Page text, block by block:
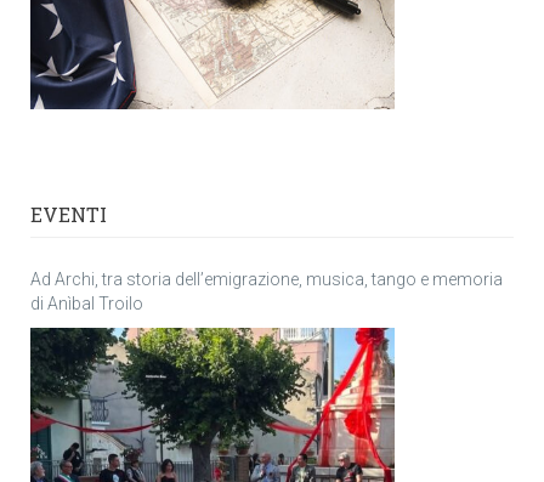
EVENTI
Ad Archi, tra storia dell’emigrazione, musica, tango e memoria
di Anìbal Troilo